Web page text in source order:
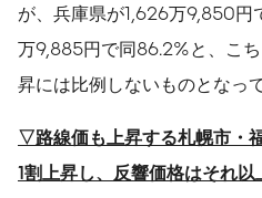
が、兵庫県が1,626万9,850円
万9,885円で同86.2%と、こ
昇には比例しないものとなっ
▽路線価も上昇する札幌市・
1割上昇し、反響価格はそれ以